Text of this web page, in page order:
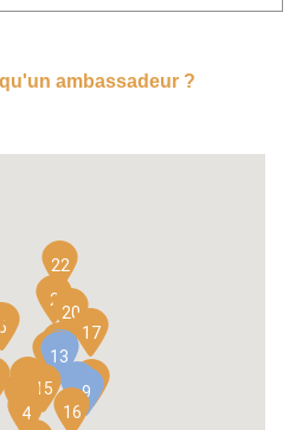
ambassadeur ?
1
2
4
6
7
8
9
10
11
13
14
15
16
17
19
20
21
22
23